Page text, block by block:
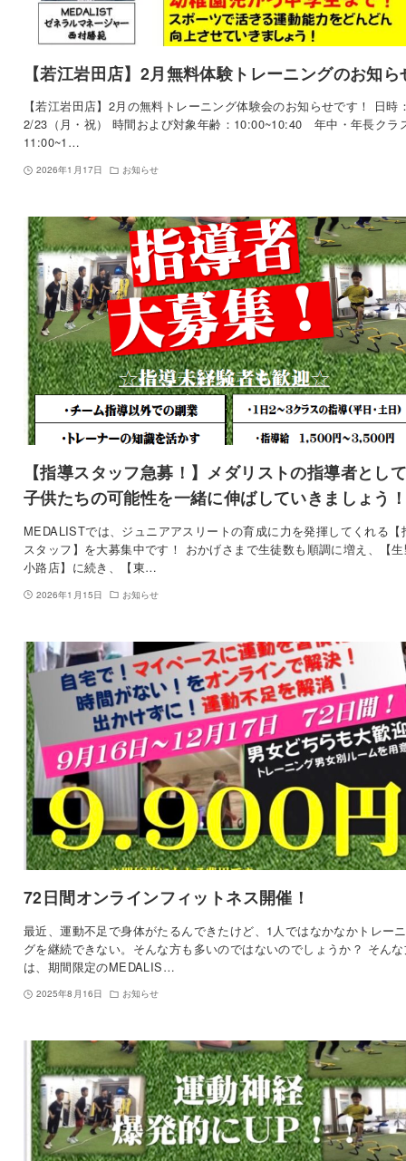
【若江岩田店】2月無料体験トレーニングのお知ら
【若江岩田店】2月の無料トレーニング体験会のお知らせです！ 日時
2/23（月・祝） 時間および対象年齢：10:00~10:40 年中・年長クラ
11:00~1…
2026年1月17日 お知らせ
【指導スタッフ急募！】メダリストの指導者とし
子供たちの可能性を一緒に伸ばしていきましょう
MEDALISTでは、ジュニアアスリートの育成に力を発揮してくれる【
スタッフ】を大募集中です！ おかげさまで生徒数も順調に増え、【
小路店】に続き、【東…
2026年1月15日 お知らせ
72日間オンラインフィットネス開催！
最近、運動不足で身体がたるんできたけど、1人ではなかなかトレー
グを継続できない。そんな方も多いのではないのでしょうか？ そん
は、期間限定のMEDALIS…
2025年8月16日 お知らせ